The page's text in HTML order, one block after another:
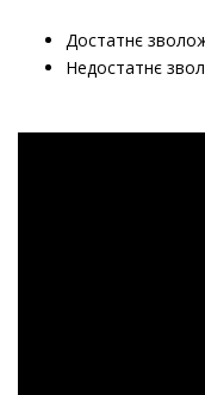
Достатнє
Недостатнє